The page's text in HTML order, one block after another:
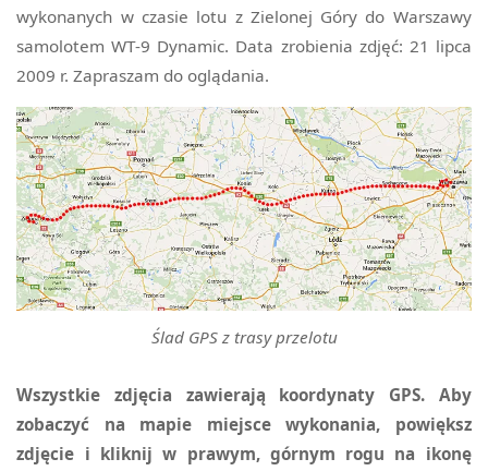
wykonanych w czasie lotu z Zielonej Góry do Warszawy
samolotem WT-9 Dynamic. Data zrobienia zdjęć: 21 lipca
2009 r. Zapraszam do oglądania.
Ślad GPS z trasy przelotu
Wszystkie zdjęcia zawierają koordynaty GPS. Aby
zobaczyć na mapie miejsce wykonania, powiększ
zdjęcie i kliknij w prawym, górnym rogu na ikonę